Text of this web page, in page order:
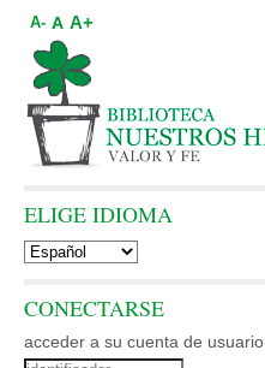
A- A A+
ELIGE IDIOMA
CONECTARSE
acceder a su cuenta de usuario